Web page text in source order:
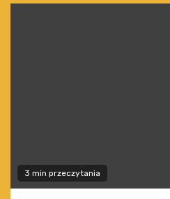
3 min przeczytania